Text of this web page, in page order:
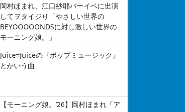
岡村ほまれ、江口紗耶バーイベに出演
してヲタイジり「やさしい世界の
BEYOOOOONDSに対し激しい世界の
モーニング娘。」
Juice=Juiceの『ポップミュージック』
とかいう曲
【モーニング娘。’26】岡村ほまれ「ア